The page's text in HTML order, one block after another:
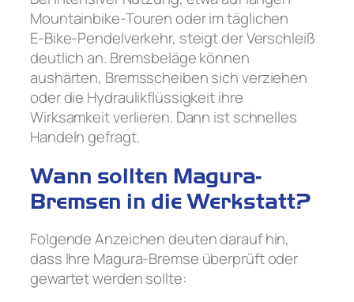
Mountainbike-Touren oder im täglichen
E‑Bike-Pendelverkehr, steigt der Verschleiß
deutlich an. Bremsbeläge können
aushärten, Bremsscheiben sich verziehen
oder die Hydraulikflüssigkeit ihre
Wirksamkeit verlieren. Dann ist schnelles
Handeln gefragt.
Wann sollten Magura-
Bremsen in die Werkstatt?
Folgende Anzeichen deuten darauf hin,
dass Ihre Magura-Bremse überprüft oder
gewartet werden sollte: